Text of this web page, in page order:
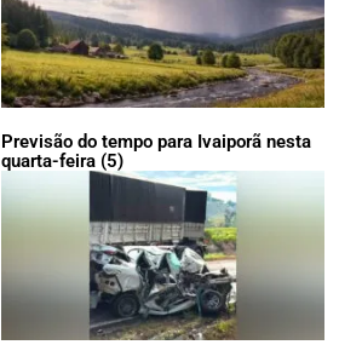
Previsão do tempo para Ivaiporã nesta
quarta-feira (5)